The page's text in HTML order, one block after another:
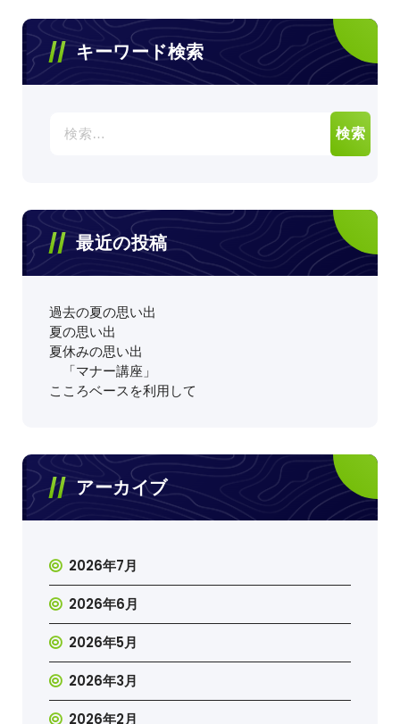
キーワード検索
最近の投稿
過去の夏の思い出
夏の思い出
夏休みの思い出
「マナー講座」
こころベースを利用して
アーカイブ
2026年7月
2026年6月
2026年5月
2026年3月
2026年2月